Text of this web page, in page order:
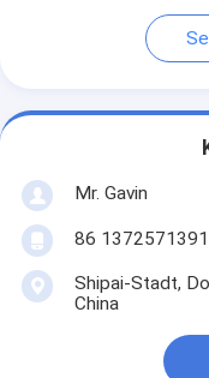
Mr. Gavin
86
Shipai-Stadt,
China